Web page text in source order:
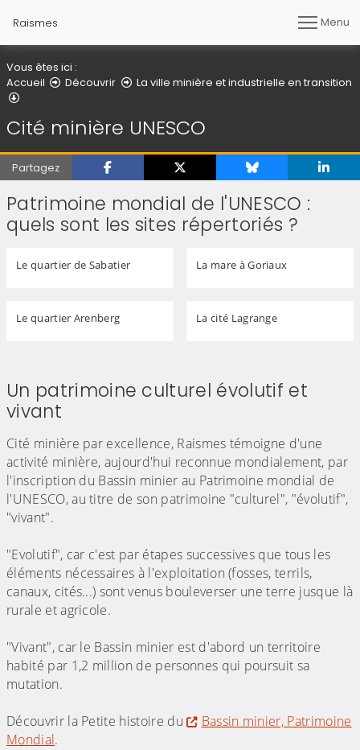
Raismes Menu
Vous êtes ici :
Accueil
Découvrir
La ville minière et industrielle en transition
Cité minière UNESCO
Partagez
Patrimoine mondial de l'UNESCO :
quels sont les sites répertoriés ?
Le quartier de Sabatier La mare à Goriaux
Le quartier Arenberg La cité Lagrange
Un patrimoine culturel évolutif et
vivant
Cité minière par excellence, Raismes témoigne d'une
activité minière, aujourd'hui reconnue mondialement, par
l'inscription du Bassin minier au Patrimoine mondial de
l'UNESCO, au titre de son patrimoine "culturel", "évolutif",
"vivant".
"Evolutif", car c'est par étapes successives que tous les
éléments nécessaires à l'exploitation (fosses, terrils,
canaux, cités...) sont venus bouleverser une terre jusque là
rurale et agricole.
"Vivant", car le Bassin minier est d'abord un territoire
habité par 1,2 million de personnes qui poursuit sa
mutation.
Découvrir la Petite histoire du
Bassin minier, Patrimoine
Mondial.